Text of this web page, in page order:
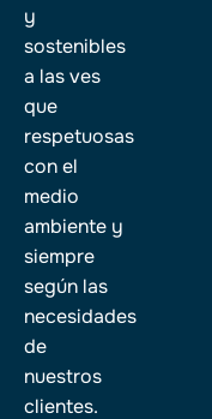
y
sostenibles
a las ves
que
respetuosas
con el
medio
ambiente y
siempre
según las
necesidades
de
nuestros
clientes.